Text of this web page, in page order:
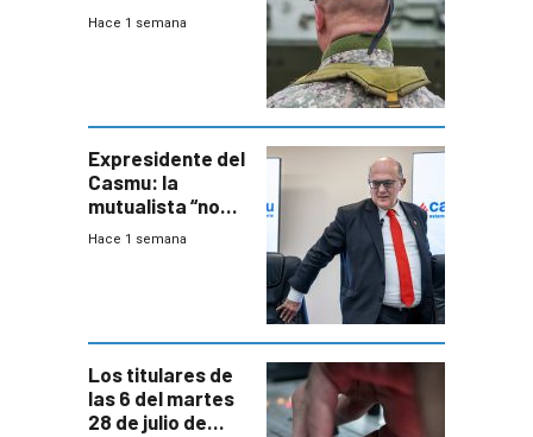
organizado con
seguridad
Hace 1 semana
Expresidente del
Casmu: la
mutualista “no
está para pagar”
Hace 1 semana
Los titulares de
las 6 del martes
28 de julio de